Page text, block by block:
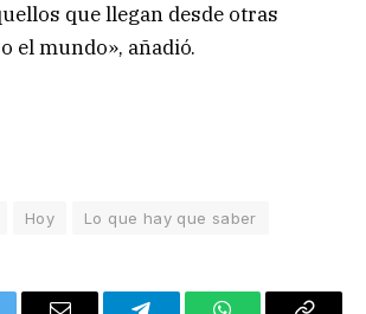
que llegan desde otras
el mundo», añadió.
Hoy Lo que hay que saber